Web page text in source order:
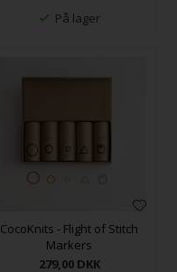
På lager
CocoKnits - Flight of Stitch
Markers
279,00 DKK